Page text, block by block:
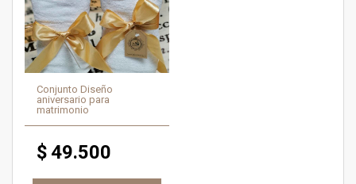
Conjunto Diseño
aniversario para
matrimonio
$49.500